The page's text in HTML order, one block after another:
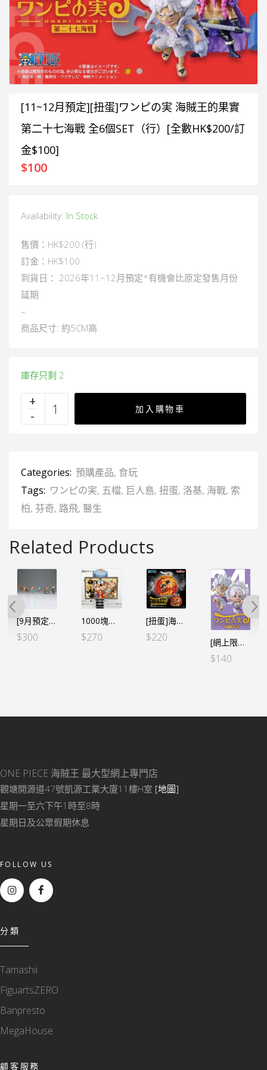
[11~12月預定][扭蛋]ワンピの実 海賊王的果實
第二十七海戰 全6個SET（行）[全數HK$200/訂
金$100]
$100
Availability: In Stock
售價：HK$200 (行)
訂金：HK$100
到貨日： 2026年11~12月預定*有機會比原定發售月份
延期
–
商品尺寸: 約5CM高
庫存只剩 2
加入購物車
Categories: 預購產品, 食玩
Tags: ワンピの実, 五檔, 巨人島, 扭蛋, 洛基, 海戰, 索
柏, 芬奇, 路飛, 醫生
Related Products
[9月預定]海賊王 WCF -宴會VOL.2 (行版)
$300
1000塊砌圖 草帽商店10周年紀念 (日版)
$270
[扭蛋]海賊王 惡魔果實系列 豪華扭蛋 Vol.2 (2個SET) *行版
$220 [網上限定][扭蛋]ワンピの実 海賊王的果實 第二十四海戰 -尼卡2個SET(行)
$140
ONE PIECE 海賊王 最大型網上專門店
觀塘開源道47號凱源工業大廈11樓H室 [地圖]
星期一至六下午1時至8時
星期日及公眾假期休息
FOLLOW US
分類
Tamashii
FiguartsZERO
Banpresto
MegaHouse
顧客服務